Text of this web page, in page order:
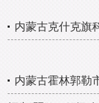
内蒙古克什克旗
内蒙古霍林郭勒